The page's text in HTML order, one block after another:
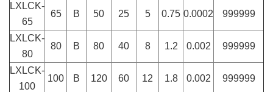
LXLCK-
65
65 B 50 25 5 0.75 0.0002 999999
LXLCK-
80
80 B 80 40 8 1.2 0.002 999999
LXLCK-
100
100 B 120 60 12 1.8 0.002 999999